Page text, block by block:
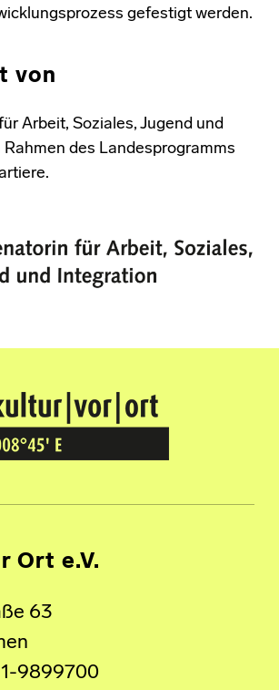
gefestigt werden.
von
Arbeit, Soziales, Jugend und
des Landesprogramms
Ort
Ort e.V.
63
9899700